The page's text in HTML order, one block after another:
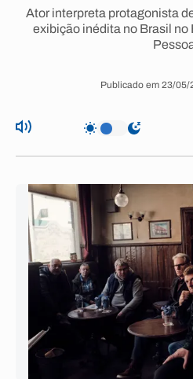
Ator interpreta protagonista
exibição inédita no Brasil
Publicado em 23/05/